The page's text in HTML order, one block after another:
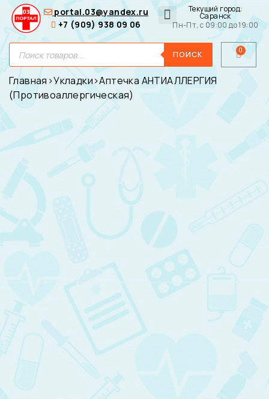
Текущий город:
Саранск
Пн-Пт, с 09:00 до 19:00
portal.03@yandex.ru
+7 (909) 938 09 06
ПОИСК
Главная ›Укладки›Аптечка АНТИАЛЛЕРГИЯ
(Противоаллергическая)